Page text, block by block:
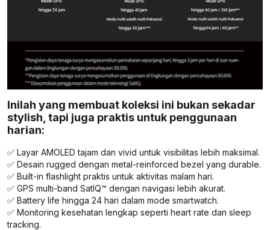
Inilah yang membuat koleksi ini bukan sekadar
stylish, tapi juga praktis untuk penggunaan
harian:
✅ Layar AMOLED tajam dan vivid untuk visibilitas lebih maksimal.
✅ Desain rugged dengan metal-reinforced bezel yang durable.
✅ Built-in flashlight praktis untuk aktivitas malam hari.
✅ GPS multi-band SatIQ™ dengan navigasi lebih akurat.
✅ Battery life hingga 24 hari dalam mode smartwatch.
✅ Monitoring kesehatan lengkap seperti heart rate dan sleep
tracking.